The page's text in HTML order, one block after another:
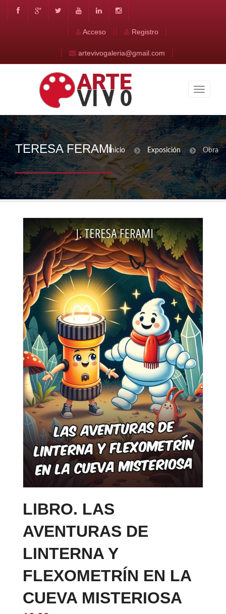
Acceso Registro
artevivogaleria@gmail.com
TERESA FERAMIInicio Exposición Obra
LIBRO. LAS
AVENTURAS DE
LINTERNA Y
FLEXOMETRÍN EN LA
CUEVA MISTERIOSA